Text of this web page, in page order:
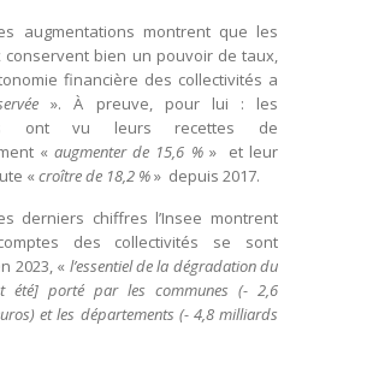
augmentations montrent que les
conservent bien un pouvoir de taux,
financière des collectivités a
». À preuve, pour lui : les
ont vu leurs recettes de
«augmenter de 15,6 %» et leur
« croître de 18,2 %» depuis 2017.
derniers chiffres l’Insee montrent
des collectivités se sont
2023, « l’essentiel de la dégradation du
été] porté par les communes (- 2,6
et les départements (- 4,8 milliards